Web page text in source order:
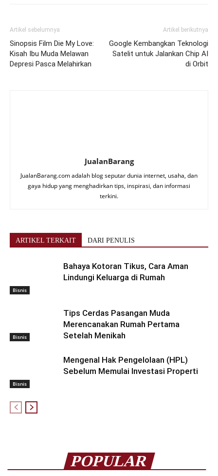
Artikel sebelumnya
Sinopsis Film Die My Love:
Kisah Ibu Muda Melawan
Depresi Pasca Melahirkan
Artikel berikutnya
Google Kembangkan Teknologi
Satelit untuk Jalankan Chip AI
di Orbit
JualanBarang
JualanBarang.com adalah blog seputar dunia internet, usaha, dan
gaya hidup yang menghadirkan tips, inspirasi, dan informasi
terkini.
ARTIKEL TERKAIT DARI PENULIS
Bisnis
Bahaya Kotoran Tikus, Cara Aman
Lindungi Keluarga di Rumah
Bisnis
Tips Cerdas Pasangan Muda
Merencanakan Rumah Pertama
Setelah Menikah
Bisnis
Mengenal Hak Pengelolaan (HPL)
Sebelum Memulai Investasi Properti
POPULAR